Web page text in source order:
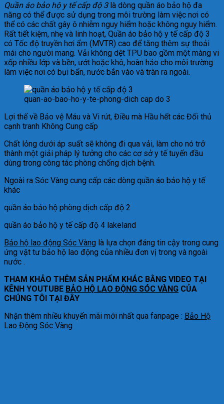
Quần áo bảo hộ y tế cấp độ 3là dòng quần áo bảo hộ đa
năng có thể được sử dụng trong môi trường làm việc nơi có
thể có các chất gây ô nhiễm nguy hiểm hoặc không nguy hiểm.
Rất tiết kiệm, nhẹ và linh hoạt, Quần áo bảo hộ y tế cấp độ 3
có Tốc độ truyền hơi ẩm (MVTR) cao để tăng thêm sự thoải
mái cho người mang. Vải không dệt TPU bao gồm một màng vi
xốp nhiều lớp và bền, ướt hoặc khô, hoàn hảo cho môi trường
làm việc nơi có bụi bẩn, nước bắn vào và tràn ra ngoài.
quan-ao-bao-ho-y-te-phong-dich cap do 3
Lợi thế về Bảo vệ Máu và Vi rút, Điều mà Hầu hết các Đối thủ
cạnh tranh Không Cung cấp
Chất lỏng dưới áp suất sẽ không đi qua vải, làm cho nó trở
thành một giải pháp lý tưởng cho các cơ sở y tế tuyến đầu
dùng trong công tác phòng chống dịch bệnh.
Ngoài ra Sóc Vàng cung cấp các dòng quần áo bảo hộ y tế
khác
quần áo bảo hộ phòng dịch cấp độ 2
quần áo bảo hộ y tế cấp độ 4 lakeland
Bảo hộ lao động Sóc Vàng là lựa chọn đáng tin cậy trong cung
ứng vật tư bảo hộ lao động của nhiều đơn vị trong và ngoài
nước .
THAM KHẢO THÊM SẢN PHẨM KHÁC BẰNG VIDEO TẠI
KÊNH YOUTUBE BẢO HỘ LAO ĐỘNG SÓC VÀNG CỦA
CHÚNG TÔI TẠI ĐÂY
Nhận thêm nhiều khuyến mãi mới nhất qua fanpage : Bảo Hộ
Lao Động Sóc Vàng